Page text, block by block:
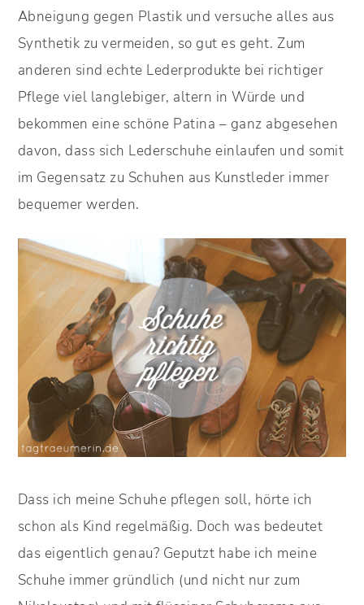
Abneigung gegen Plastik und versuche alles aus
Synthetik zu vermeiden, so gut es geht. Zum
anderen sind echte Lederprodukte bei richtiger
Pflege viel langlebiger, altern in Würde und
bekommen eine schöne Patina – ganz abgesehen
davon, dass sich Lederschuhe einlaufen und somit
im Gegensatz zu Schuhen aus Kunstleder immer
bequemer werden.
Dass ich meine Schuhe pflegen soll, hörte ich
schon als Kind regelmäßig. Doch was bedeutet
das eigentlich genau? Geputzt habe ich meine
Schuhe immer gründlich (und nicht nur zum